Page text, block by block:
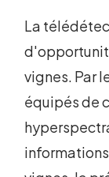
La
vignes. Par
équipés de